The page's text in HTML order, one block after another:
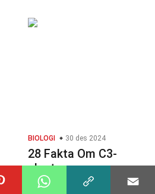
BIOLOGI 30 des 2024
28 Fakta Om C3-
plante